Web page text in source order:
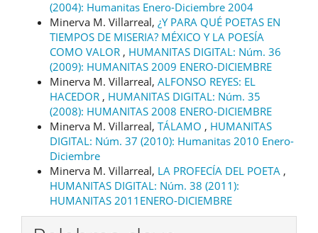
(2004): Humanitas Enero-Diciembre 2004
Minerva M. Villarreal, ¿Y PARA QUÉ POETAS EN
TIEMPOS DE MISERIA? MÉXICO Y LA POESÍA
COMO VALOR , HUMANITAS DIGITAL: Núm. 36
(2009): HUMANITAS 2009 ENERO-DICIEMBRE
Minerva M. Villarreal, ALFONSO REYES: EL
HACEDOR , HUMANITAS DIGITAL: Núm. 35
(2008): HUMANITAS 2008 ENERO-DICIEMBRE
Minerva M. Villarreal, TÁLAMO , HUMANITAS
DIGITAL: Núm. 37 (2010): Humanitas 2010 Enero-
Diciembre
Minerva M. Villarreal, LA PROFECÍA DEL POETA ,
HUMANITAS DIGITAL: Núm. 38 (2011):
HUMANITAS 2011ENERO-DICIEMBRE